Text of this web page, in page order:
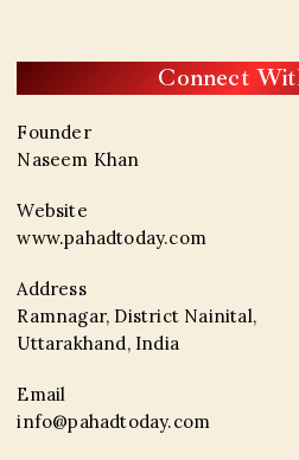
Connect
Founder
Naseem Khan
Website
www.pahadtoday.com
Address
Ramnagar, District Nainital,
Uttarakhand, India
Email
info@pahadtoday.com